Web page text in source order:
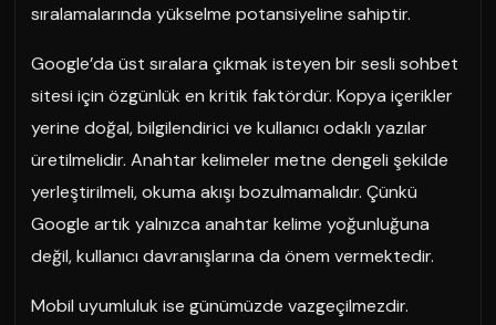
sıralamalarında yükselme potansiyeline sahiptir.
Google’da üst sıralara çıkmak isteyen bir sesli sohbet
sitesi için özgünlük en kritik faktördür. Kopya içerikler
yerine doğal, bilgilendirici ve kullanıcı odaklı yazılar
üretilmelidir. Anahtar kelimeler metne dengeli şekilde
yerleştirilmeli, okuma akışı bozulmamalıdır. Çünkü
Google artık yalnızca anahtar kelime yoğunluğuna
değil, kullanıcı davranışlarına da önem vermektedir.
Mobil uyumluluk ise günümüzde vazgeçilmezdir.